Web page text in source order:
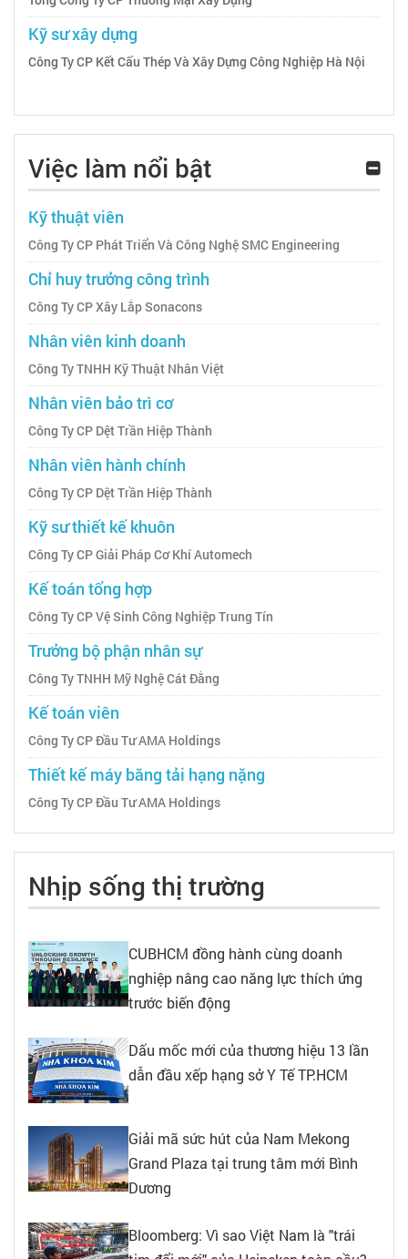
Kỹ sư xây dựng
Công Ty CP Kết Cấu Thép Và Xây Dựng Công Nghiệp Hà Nội
Việc làm nổi bật
Kỹ thuật viên
Công Ty CP Phát Triển Và Công Nghệ SMC Engineering
Chỉ huy trưởng công trình
Công Ty CP Xây Lắp Sonacons
Nhân viên kinh doanh
Công Ty TNHH Kỹ Thuật Nhân Việt
Nhân viên bảo trì cơ
Công Ty CP Dệt Trần Hiệp Thành
Nhân viên hành chính
Công Ty CP Dệt Trần Hiệp Thành
Kỹ sư thiết kế khuôn
Công Ty CP Giải Pháp Cơ Khí Automech
Kế toán tổng hợp
Công Ty CP Vệ Sinh Công Nghiệp Trung Tín
Trưởng bộ phận nhân sự
Công Ty TNHH Mỹ Nghệ Cát Đằng
Kế toán viên
Công Ty CP Đầu Tư AMA Holdings
Thiết kế máy băng tải hạng nặng
Công Ty CP Đầu Tư AMA Holdings
Nhịp sống thị trường
CUBHCM đồng hành cùng doanh
nghiệp nâng cao năng lực thích ứng
trước biến động
Dấu mốc mới của thương hiệu 13 lần
dẫn đầu xếp hạng sở Y Tế TP.HCM
Giải mã sức hút của Nam Mekong
Grand Plaza tại trung tâm mới Bình
Dương
Bloomberg: Vì sao Việt Nam là "trái